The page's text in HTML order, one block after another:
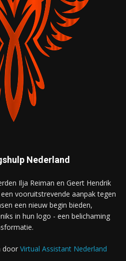
Nederland
Ilja Reiman en Geert Hendrik
vooruitstrevende aanpak tegen
een nieuw begin bieden,
in hun logo - een belichaming
door Virtual Assistant Nederland